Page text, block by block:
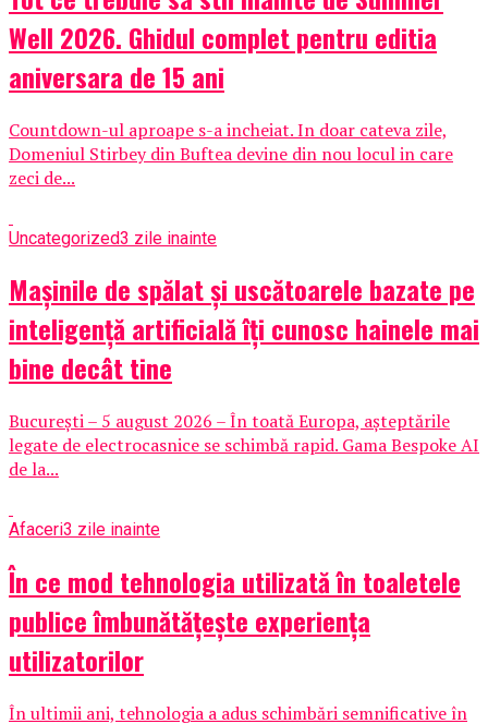
Well 2026. Ghidul complet pentru editia
aniversara de 15 ani
Countdown-ul aproape s-a incheiat. In doar cateva zile,
Domeniul Stirbey din Buftea devine din nou locul in care
zeci de...
Uncategorized3 zile inainte
Mașinile de spălat și uscătoarele bazate pe
inteligență artificială îți cunosc hainele mai
bine decât tine
București – 5 august 2026 – În toată Europa, așteptările
legate de electrocasnice se schimbă rapid. Gama Bespoke AI
de la...
Afaceri3 zile inainte
În ce mod tehnologia utilizată în toaletele
publice îmbunătățește experiența
utilizatorilor
În ultimii ani, tehnologia a adus schimbări semnificative în